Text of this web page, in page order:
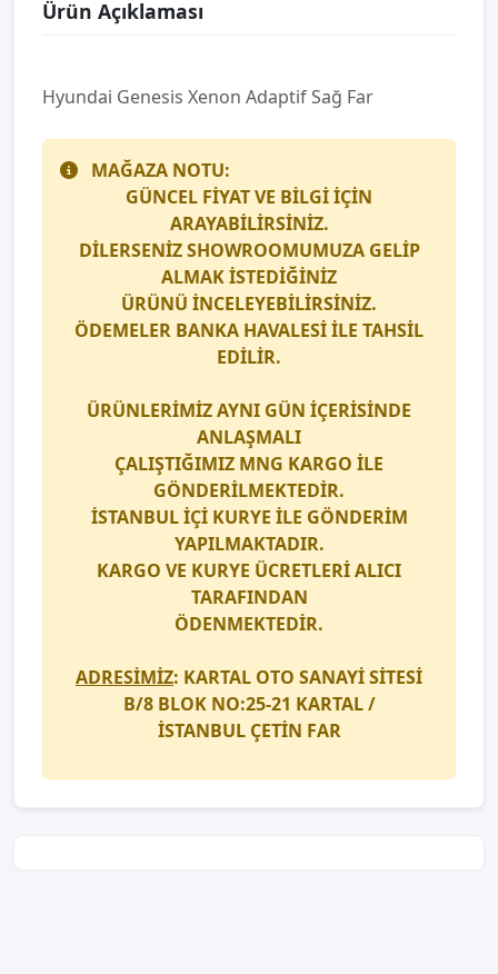
Ürün Açıklaması
Hyundai Genesis Xenon Adaptif Sağ Far
MAĞAZA NOTU:
GÜNCEL FİYAT VE BİLGİ İÇİN
ARAYABİLİRSİNİZ.
DİLERSENİZ SHOWROOMUMUZA GELİP
ALMAK İSTEDİĞİNİZ
ÜRÜNÜ İNCELEYEBİLİRSİNİZ.
ÖDEMELER BANKA HAVALESİ İLE TAHSİL
EDİLİR.
ÜRÜNLERİMİZ AYNI GÜN İÇERİSİNDE
ANLAŞMALI
ÇALIŞTIĞIMIZ MNG KARGO İLE
GÖNDERİLMEKTEDİR.
İSTANBUL İÇİ KURYE İLE GÖNDERİM
YAPILMAKTADIR.
KARGO VE KURYE ÜCRETLERİ ALICI
TARAFINDAN
ÖDENMEKTEDİR.
ADRESİMİZ: KARTAL OTO SANAYİ SİTESİ
B/8 BLOK NO:25-21 KARTAL /
İSTANBUL ÇETİN FAR